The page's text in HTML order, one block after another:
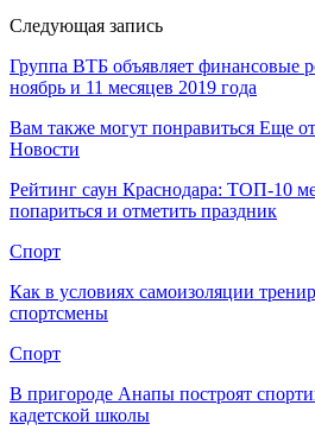
Следующая запись
Группа ВТБ объявляет финансовые
ноябрь и 11 месяцев 2019 года
Вам также могут понравиться Еще
Новости
Рейтинг саун Краснодара: ТОП-10
попариться и отметить праздник
Спорт
Как в условиях самоизоляции
спортсмены
Спорт
В пригороде Анапы построят
кадетской школы